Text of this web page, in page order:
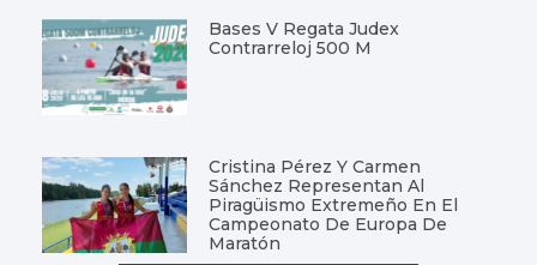
Bases V Regata Judex
Contrarreloj 500 M
Cristina Pérez Y Carmen
Sánchez Representan Al
Piragüismo Extremeño En El
Campeonato De Europa De
Maratón